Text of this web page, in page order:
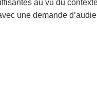
au vu du
une demande